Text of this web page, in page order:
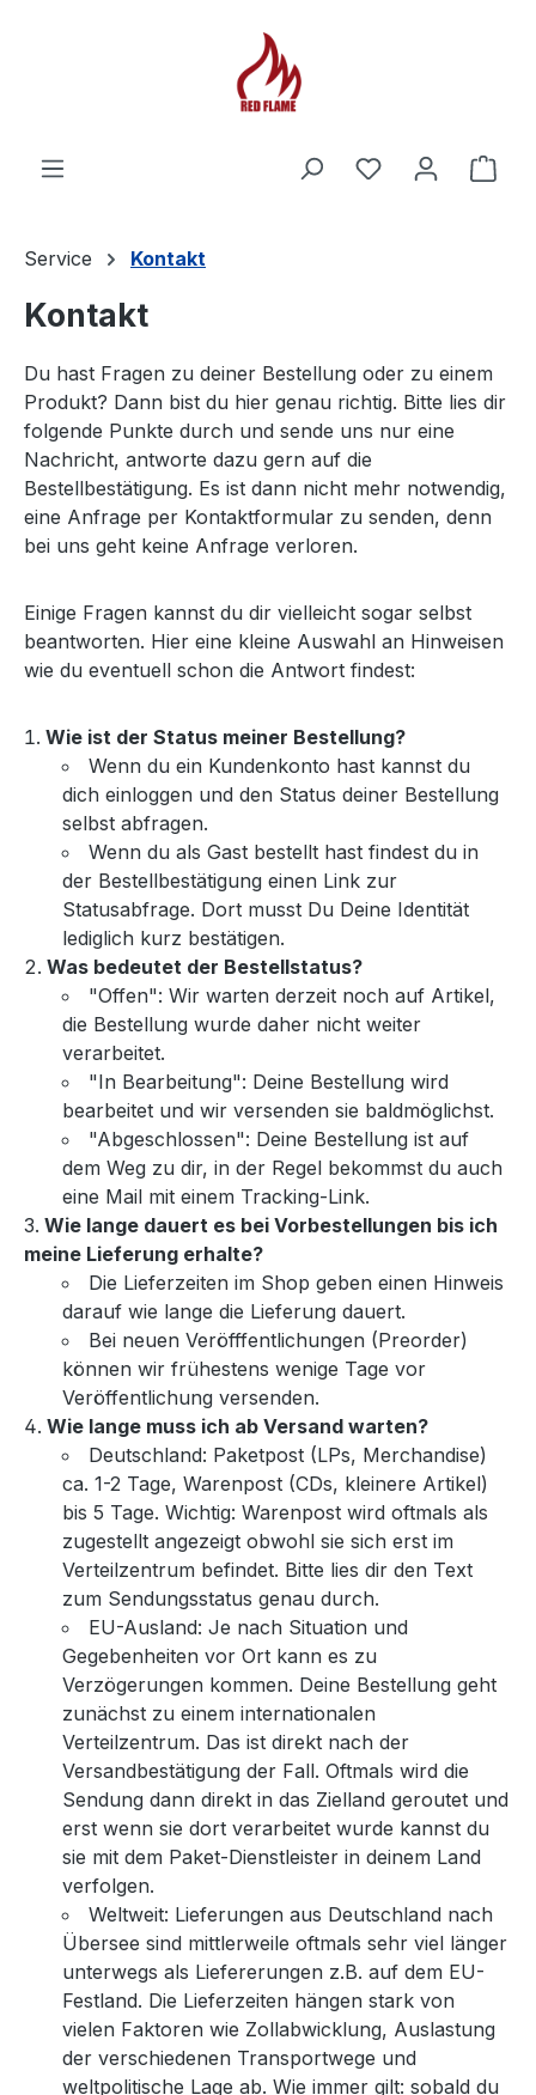
Du hast 0
Service Kontakt
Kontakt
Du hast Fragen zu deiner Bestellung oder zu einem
Produkt? Dann bist du hier genau richtig. Bitte lies dir
folgende Punkte durch und sende uns nur eine
Nachricht, antworte dazu gern auf die
Bestellbestätigung. Es ist dann nicht mehr notwendig,
eine Anfrage per Kontaktformular zu senden, denn
bei uns geht keine Anfrage verloren.
Einige Fragen kannst du dir vielleicht sogar selbst
beantworten. Hier eine kleine Auswahl an Hinweisen
wie du eventuell schon die Antwort findest:
Wie ist der Status meiner Bestellung?
Wenn du ein Kundenkonto hast kannst du
dich einloggen und den Status deiner Bestellung
selbst abfragen.
Wenn du als Gast bestellt hast findest du in
der Bestellbestätigung einen Link zur
Statusabfrage. Dort musst Du Deine Identität
lediglich kurz bestätigen.
Was bedeutet der Bestellstatus?
"Offen": Wir warten derzeit noch auf Artikel,
die Bestellung wurde daher nicht weiter
verarbeitet.
"In Bearbeitung": Deine Bestellung wird
bearbeitet und wir versenden sie baldmöglichst.
"Abgeschlossen": Deine Bestellung ist auf
dem Weg zu dir, in der Regel bekommst du auch
eine Mail mit einem Tracking-Link.
Wie lange dauert es bei Vorbestellungen bis ich
meine Lieferung erhalte?
Die Lieferzeiten im Shop geben einen Hinweis
darauf wie lange die Lieferung dauert.
Bei neuen Veröfffentlichungen (Preorder)
können wir frühestens wenige Tage vor
Veröffentlichung versenden.
Wie lange muss ich ab Versand warten?
Deutschland: Paketpost (LPs, Merchandise)
ca. 1-2 Tage, Warenpost (CDs, kleinere Artikel)
bis 5 Tage. Wichtig: Warenpost wird oftmals als
zugestellt angezeigt obwohl sie sich erst im
Verteilzentrum befindet. Bitte lies dir den Text
zum Sendungsstatus genau durch.
EU-Ausland: Je nach Situation und
Gegebenheiten vor Ort kann es zu
Verzögerungen kommen. Deine Bestellung geht
zunächst zu einem internationalen
Verteilzentrum. Das ist direkt nach der
Versandbestätigung der Fall. Oftmals wird die
Sendung dann direkt in das Zielland geroutet und
erst wenn sie dort verarbeitet wurde kannst du
sie mit dem Paket-Dienstleister in deinem Land
verfolgen.
Weltweit: Lieferungen aus Deutschland nach
Übersee sind mittlerweile oftmals sehr viel länger
unterwegs als Liefererungen z.B. auf dem EU-
Festland. Die Lieferzeiten hängen stark von
vielen Faktoren wie Zollabwicklung, Auslastung
der verschiedenen Transportwege und
weltpolitische Lage ab. Wie immer gilt: sobald du